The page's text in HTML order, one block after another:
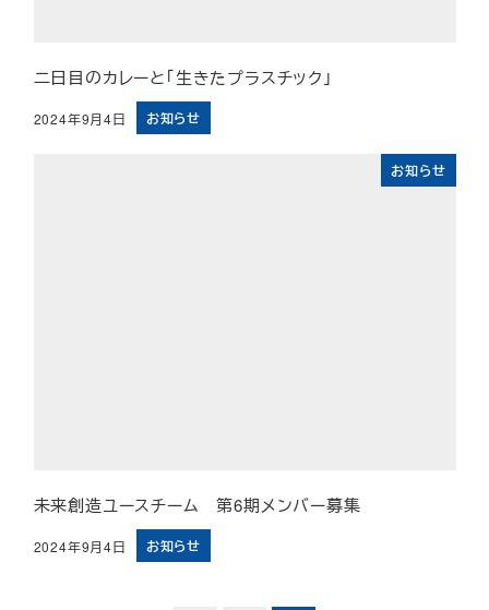
二日目のカレーと「生きたプラスチック」
投稿日
2024年9月4日 お知らせ
お知らせ
未来創造ユースチーム 第6期メンバー募集
投稿日
2024年9月4日 お知らせ